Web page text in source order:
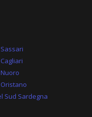
Sud Sardegna